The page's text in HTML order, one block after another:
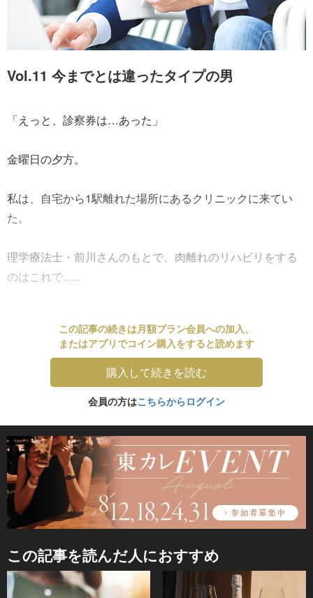
Vol.11 今までとは違ったタイプの男
「えっと、診察券は…あった」
金曜日の夕方。
私は、自宅から1駅離れた場所にあるクリニックに来てい
た。
理学療法士・前川さんのもとで、肉離れのリハビリをする
のはこれで......
この記事の続きは月額プラン会員への加入、
またはアプリでコイン購入をすると読めます
購入して続きを読む
会員の方はこちらからログイン
この記事を読んだ人におすすめ